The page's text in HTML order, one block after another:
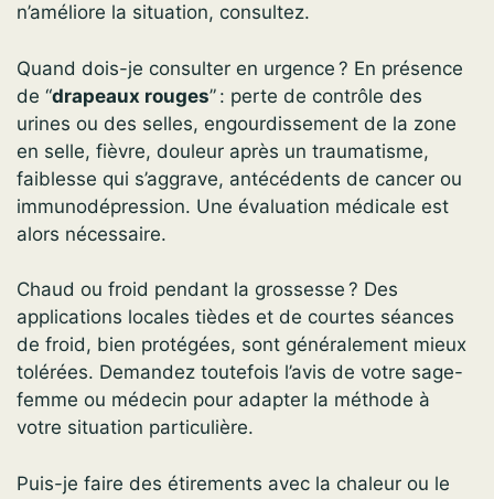
n’améliore la situation, consultez.
Quand dois-je consulter en urgence ? En présence
de “drapeaux rouges” : perte de contrôle des
urines ou des selles, engourdissement de la zone
en selle, fièvre, douleur après un traumatisme,
faiblesse qui s’aggrave, antécédents de cancer ou
immunodépression. Une évaluation médicale est
alors nécessaire.
Chaud ou froid pendant la grossesse ? Des
applications locales tièdes et de courtes séances
de froid, bien protégées, sont généralement mieux
tolérées. Demandez toutefois l’avis de votre sage-
femme ou médecin pour adapter la méthode à
votre situation particulière.
Puis-je faire des étirements avec la chaleur ou le